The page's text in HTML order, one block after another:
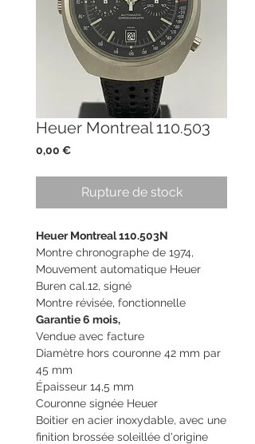
Heuer Montreal 110.503
0,00 €Prix
Rupture de stock
Heuer Montreal 110.503N
Montre chronographe de 1974,
Mouvement automatique Heuer
Buren cal.12, signé
Montre révisée, fonctionnelle
Garantie 6 mois,
Vendue avec facture
Diamètre hors couronne 42 mm par
45 mm
Épaisseur 14,5 mm
Couronne signée Heuer
Boitier en acier inoxydable, avec une
finition brossée soleillée d'origine